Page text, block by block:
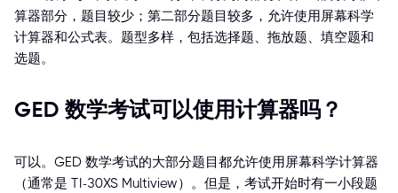
算器部分，题目较少；第二部分题目较多，允许使用屏幕科学
计算器和公式表。题型多样，包括选择题、拖放题、填空题和
选题。
GED 数学考试可以使用计算器吗？
可以。GED 数学考试的大部分题目都允许使用屏幕科学计算器
（通常是 TI-30XS Multiview）。但是，考试开始时有一小段题